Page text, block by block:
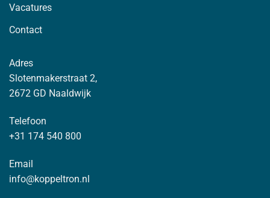
Vacatures
Contact
Adres
Slotenmakerstraat 2,
2672 GD Naaldwijk
Telefoon
+31 174 540 800
Email
info@koppeltron.nl